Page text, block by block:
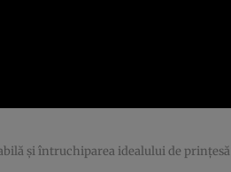
și întruchiparea idealului de